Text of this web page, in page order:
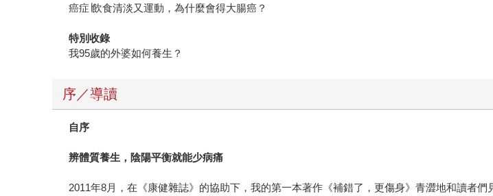
癌症∣飲食清淡又運動，為什麼會得大腸癌？
特別收錄
我95歲的外婆如何養生？
序／導讀
自序
辨體質養生，陰陽平衡就能少病痛
2011年8月，在《康健雜誌》的協助下，我的第一本著作《補錯了，更傷身》青澀地和讀者